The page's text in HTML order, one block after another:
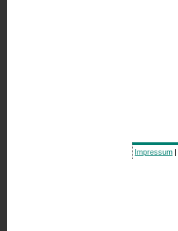
Impressum |